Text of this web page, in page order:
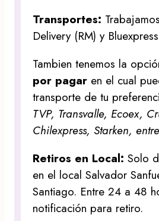
Transportes:
Delivery (RM) y
Tambien tenemos la
por pagar en el cual
transporte de tu
TVP, Transvalle, Ecoex,
Chilexpress, Starken,
Retiros en Local:Solo
en el local Salvador
Santiago. Entre 24 a 48
notificación para retiro.